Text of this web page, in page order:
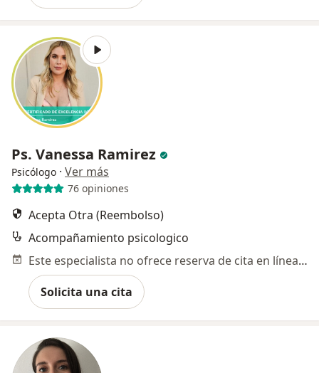
Ps. Vanessa Ramirez
Psicólogo · Ver más
76 opiniones
Acepta Otra (Reembolso)
Acompañamiento psicologico
Este especialista no ofrece reserva de cita en línea en esta dirección.
Solicita una cita